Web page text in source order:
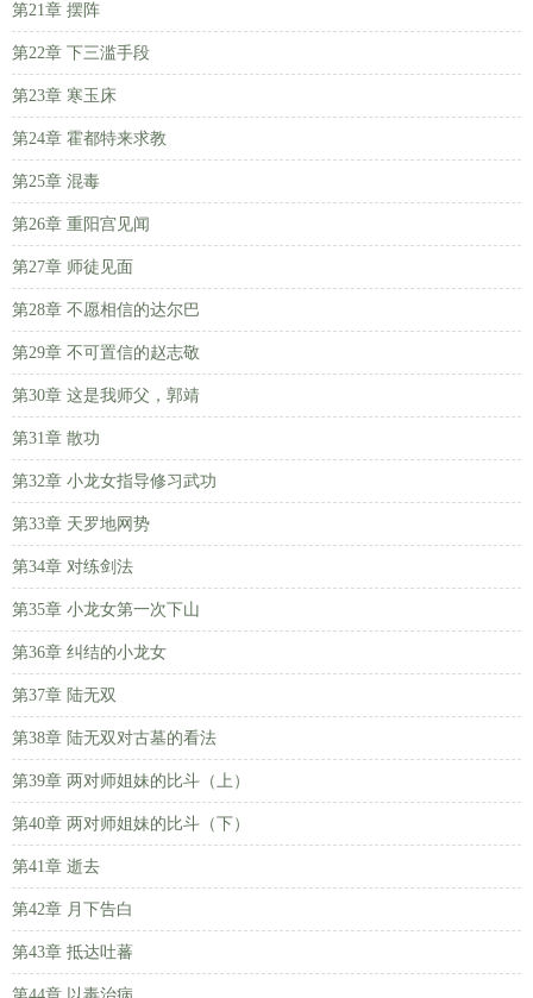
第21章 摆阵
第22章 下三滥手段
第23章 寒玉床
第24章 霍都特来求教
第25章 混毒
第26章 重阳宫见闻
第27章 师徒见面
第28章 不愿相信的达尔巴
第29章 不可置信的赵志敬
第30章 这是我师父，郭靖
第31章 散功
第32章 小龙女指导修习武功
第33章 天罗地网势
第34章 对练剑法
第35章 小龙女第一次下山
第36章 纠结的小龙女
第37章 陆无双
第38章 陆无双对古墓的看法
第39章 两对师姐妹的比斗（上）
第40章 两对师姐妹的比斗（下）
第41章 逝去
第42章 月下告白
第43章 抵达吐蕃